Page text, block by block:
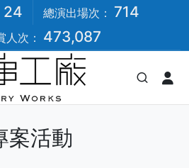
24 總演出場次： 714
人次： 473,087
案活動